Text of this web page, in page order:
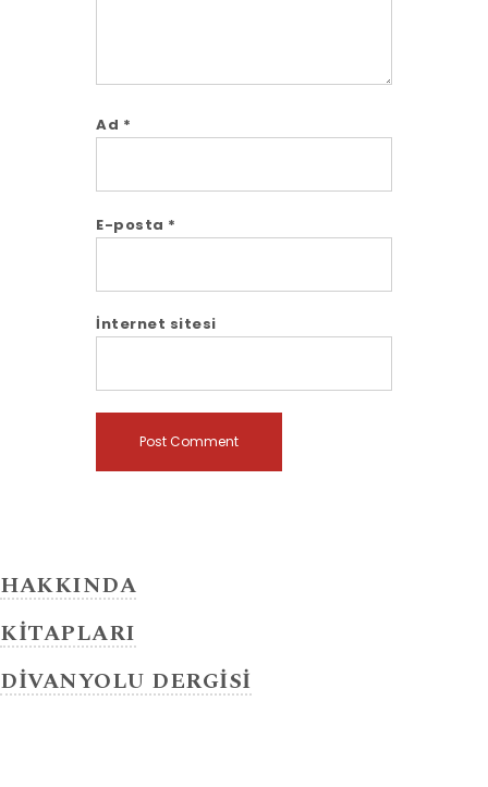
Ad *
E-posta *
İnternet sitesi
HAKKINDA
KİTAPLARI
DİVANYOLU DERGİSİ